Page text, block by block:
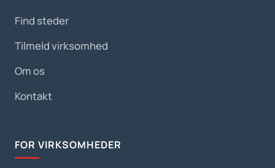
Find steder
Tilmeld virksomhed
Om os
Kontakt
FOR VIRKSOMHEDER